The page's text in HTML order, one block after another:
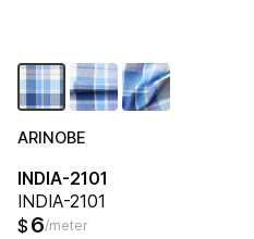
ARINOBE
INDIA-2101
INDIA-2101
$ 6/meter